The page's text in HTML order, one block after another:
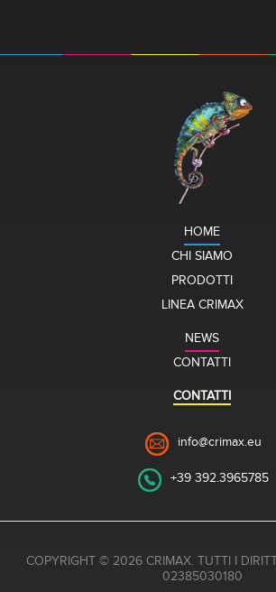
HOME
CHI SIAMO
PRODOTTI
LINEA CRIMAX
NEWS
CONTATTI
CONTATTI
info@crimax.eu
+39 392.3965785
COPYRIGHT © 2026 CRIMAX. TUTTI I
02385030180